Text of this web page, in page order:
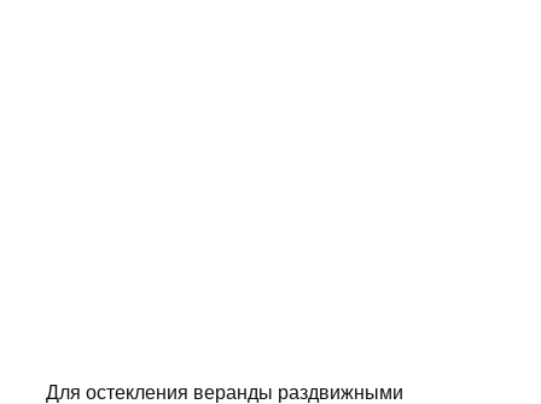
Для остекления веранды раздвижными